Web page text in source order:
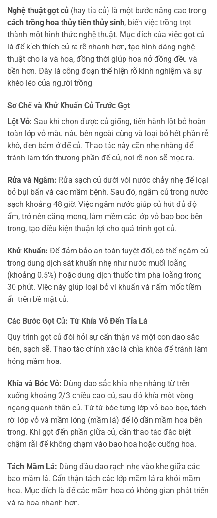
Nghệ thuật gọt củ (hay tỉa củ) là một bước nâng cao trong
cách trồng hoa thủy tiên thủy sinh, biến việc trồng trọt
thành một hình thức nghệ thuật. Mục đích của việc gọt củ
là để kích thích củ ra rễ nhanh hơn, tạo hình dáng nghệ
thuật cho lá và hoa, đồng thời giúp hoa nở đồng đều và
bền hơn. Đây là công đoạn thể hiện rõ kinh nghiệm và sự
khéo léo của người trồng.
Sơ Chế và Khử Khuẩn Củ Trước Gọt
Lột Vỏ: Sau khi chọn được củ giống, tiến hành lột bỏ hoàn
toàn lớp vỏ màu nâu bên ngoài cùng và loại bỏ hết phần rễ
khô, đen bám ở đế củ. Thao tác này cần nhẹ nhàng để
tránh làm tổn thương phần đế củ, nơi rễ non sẽ mọc ra.
Rửa và Ngâm: Rửa sạch củ dưới vòi nước chảy nhẹ để loại
bỏ bụi bẩn và các mầm bệnh. Sau đó, ngâm củ trong nước
sạch khoảng 48 giờ. Việc ngâm nước giúp củ hút đủ độ
ẩm, trở nên căng mọng, làm mềm các lớp vỏ bao bọc bên
trong, tạo điều kiện thuận lợi cho quá trình gọt củ.
Khử Khuẩn: Để đảm bảo an toàn tuyệt đối, có thể ngâm củ
trong dung dịch sát khuẩn nhẹ như nước muối loãng
(khoảng 0.5%) hoặc dung dịch thuốc tím pha loãng trong
30 phút. Việc này giúp loại bỏ vi khuẩn và nấm mốc tiềm
ẩn trên bề mặt củ.
Các Bước Gọt Củ: Từ Khía Vỏ Đến Tỉa Lá
Quy trình gọt củ đòi hỏi sự cẩn thận và một con dao sắc
bén, sạch sẽ. Thao tác chính xác là chìa khóa để tránh làm
hỏng mầm hoa.
Khía và Bóc Vỏ: Dùng dao sắc khía nhẹ nhàng từ trên
xuống khoảng 2/3 chiều cao củ, sau đó khía một vòng
ngang quanh thân củ. Từ từ bóc từng lớp vỏ bao bọc, tách
rời lớp vỏ và mầm lóng (mầm lá) để lộ dần mầm hoa bên
trong. Khi gọt đến phần giữa củ, cần thao tác đặc biệt
chậm rãi để không chạm vào bao hoa hoặc cuống hoa.
Tách Mầm Lá: Dùng đầu dao rạch nhẹ vào khe giữa các
bao mầm lá. Cẩn thận tách các lớp mầm lá ra khỏi mầm
hoa. Mục đích là để các mầm hoa có không gian phát triển
và ra hoa nhanh hơn.